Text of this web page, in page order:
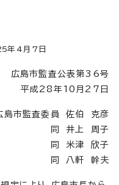
年4月7日
広島市監査公表第36号
平成28年10月27日
島市監査委員 佐伯 克彦
同 井上 周子
同 米津 欣子
同 八軒 幹夫